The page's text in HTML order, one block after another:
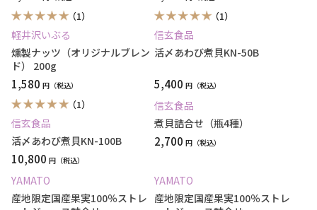
（1）
軽井沢いぶる
燻製ナッツ（オリジナルブレン
ド） 200g
1,580 円
（1）
信玄食品
活〆あわび煮貝KN-50B
5,400 円
（1）
信玄食品
活〆あわび煮貝KN-100B
10,800 円
信玄食品
煮貝詰合せ（瓶4種）
2,700 円
YAMATO
産地限定国産果実100％ストレ
YAMATO
産地限定国産果実100％ストレ